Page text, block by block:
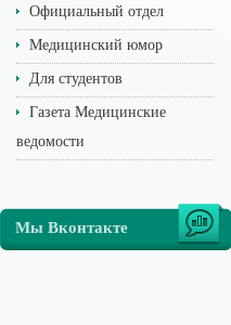
Официальный отдел
Медицинский юмор
Для студентов
Газета Медицинские
ведомости
Мы Вконтакте